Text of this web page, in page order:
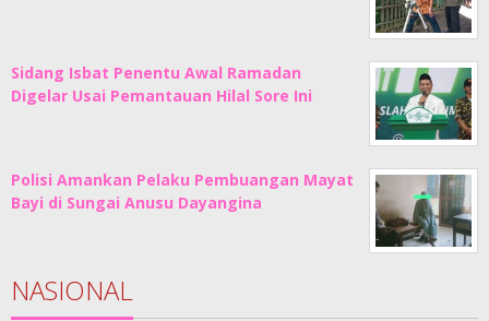
Sidang Isbat Penentu Awal Ramadan
Digelar Usai Pemantauan Hilal Sore Ini
Polisi Amankan Pelaku Pembuangan Mayat
Bayi di Sungai Anusu Dayangina
NASIONAL